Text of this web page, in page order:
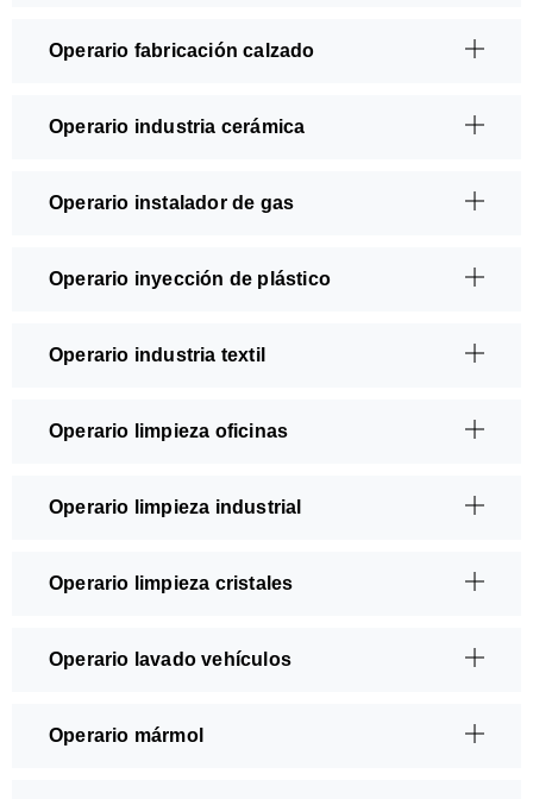
Operario fabricación calzado
Operario industria cerámica
Operario instalador de gas
Operario inyección de plástico
Operario industria textil
Operario limpieza oficinas
Operario limpieza industrial
Operario limpieza cristales
Operario lavado vehículos
Operario mármol